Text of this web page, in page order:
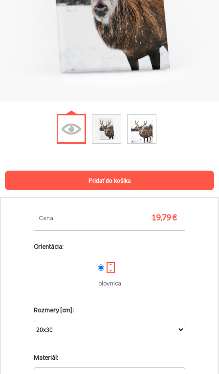
Cena: 19,79 €
Orientácia:
olovnica
Rozmery [cm]:
Materiál:
pridať do košíka